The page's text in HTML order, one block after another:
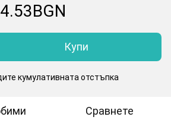
Купи
кумулативната отстъпка
Сравнете